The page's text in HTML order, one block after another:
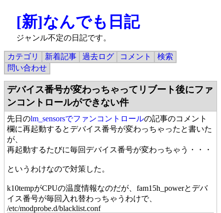
[新]なんでも日記
ジャンル不定の日記です。
カテゴリ 新着記事 過去ログ コメント
検索
問い合わせ
デバイス番号が変わっちゃってリブート後にファ
ンコントロールができない件
先日のlm_sensorsでファンコントロールの記事のコメント
欄に再起動するとデバイス番号が変わっちゃったと書いた
が、
再起動するたびに毎回デバイス番号が変わっちゃう・・・
というわけなので対策した。
k10tempがCPUの温度情報なのだが、fam15h_powerとデバ
イス番号が毎回入れ替わっちゃうわけで、
/etc/modprobe.d/blacklist.conf